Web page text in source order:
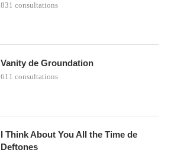
831 consultations
Vanity de Groundation
611 consultations
I Think About You All the Time de
Deftones